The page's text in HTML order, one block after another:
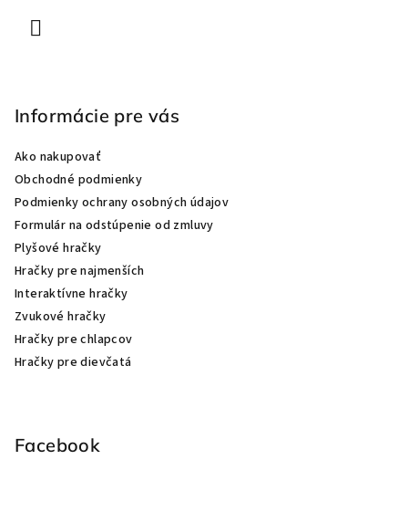
Informácie pre vás
Ako nakupovať
Obchodné podmienky
Podmienky ochrany osobných údajov
Formulár na odstúpenie od zmluvy
Plyšové hračky
Hračky pre najmenších
Interaktívne hračky
Zvukové hračky
Hračky pre chlapcov
Hračky pre dievčatá
Facebook